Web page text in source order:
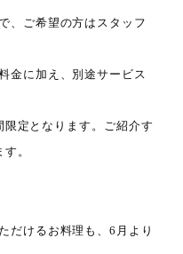
、ご希望の方はスタッフ
金に加え、別途サービス
限定となります。ご紹介す
。
だけるお料理も、6月より